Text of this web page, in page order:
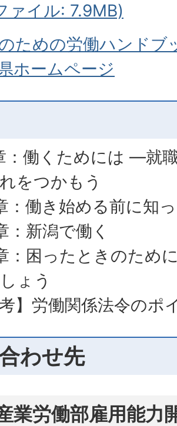
ァイル: 7.9MB)
のための労働ハンド
ホームページ
：働くためには ―就
をつかもう
：働き始める前に知
：新潟で働く
：困ったときのため
ょう
考】労働関係法令のポ
わせ先
業労働部雇用能力